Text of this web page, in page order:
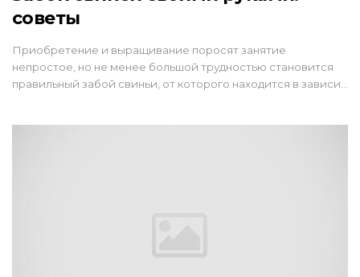
советы
Приобретение и выращивание поросят занятие
непростое, но не менее большой трудностью становится
правильный забой свиньи, от которого находится в зависи…